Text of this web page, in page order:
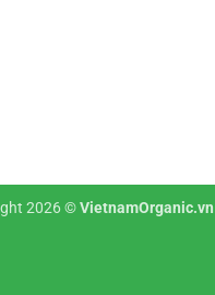
2026 ©VietnamOrganic.vn